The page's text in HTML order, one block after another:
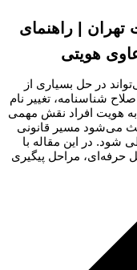
| راهنمای
هویتی
در حل بسیاری از
شناسنامه، تغییر نام
هویت افراد نقش مهمی
می‌شود مسیر قانونی
شود. در این مقاله با
مراحل پیگیری